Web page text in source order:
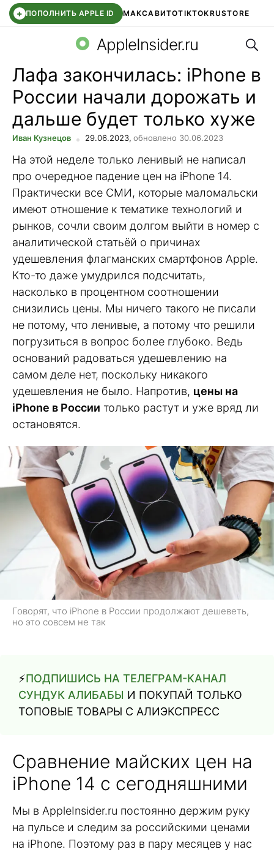
+ ПОПОЛНИТЬ APPLE ID МАКСАВИТОTIKTOKRUSTORE
WB КЛУБIOS 26.6 APPLE ID
AppleInsider.ru
Лафа закончилась: iPhone в
России начали дорожать и
дальше будет только хуже
Иван Кузнецов 29.06.2023, обновлено 30.06.2023
На этой неделе только ленивый не написал
про очередное падение цен на iPhone 14.
Практически все СМИ, которые маломальски
имеют отношение к тематике технологий и
рынков, сочли своим долгом выйти в номер с
аналитической статьёй о причинах
удешевления флагманских смартфонов Apple.
Кто-то даже умудрился подсчитать,
насколько в процентном соотношении
снизились цены. Мы ничего такого не писали
не потому, что ленивые, а потому что решили
погрузиться в вопрос более глубоко. Ведь
оснований радоваться удешевлению на
самом деле нет, поскольку никакого
удешевления не было. Напротив, цены на
iPhone в России только растут и уже вряд ли
остановятся.
Говорят, что iPhone в России продолжают дешеветь,
но это совсем не так
⚡️ПОДПИШИСЬ НА ТЕЛЕГРАМ-КАНАЛ
СУНДУК АЛИБАБЫ И ПОКУПАЙ ТОЛЬКО
ТОПОВЫЕ ТОВАРЫ С АЛИЭКСПРЕСС
Сравнение майских цен на
iPhone 14 с сегодняшними
Мы в AppleInsider.ru постоянно держим руку
на пульсе и следим за российскими ценами
на iPhone. Поэтому раз в пару месяцев у нас